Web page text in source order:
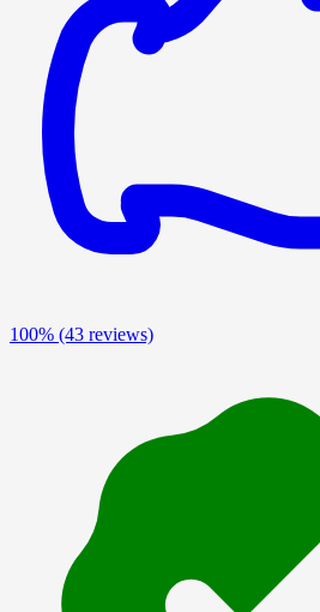
100% (43 reviews)